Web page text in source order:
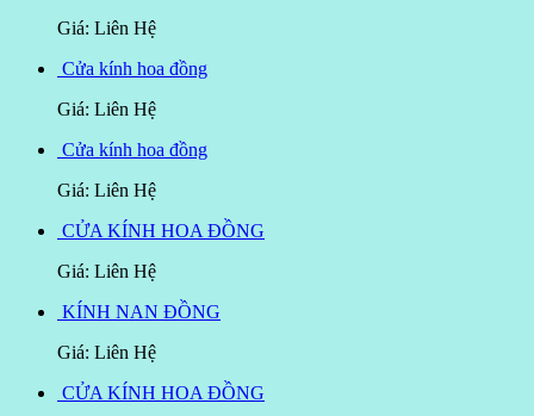
Giá: Liên Hệ
Cửa kính hoa đồng
Giá: Liên Hệ
Cửa kính hoa đồng
Giá: Liên Hệ
CỬA KÍNH HOA ĐỒNG
Giá: Liên Hệ
KÍNH NAN ĐỒNG
Giá: Liên Hệ
CỬA KÍNH HOA ĐỒNG